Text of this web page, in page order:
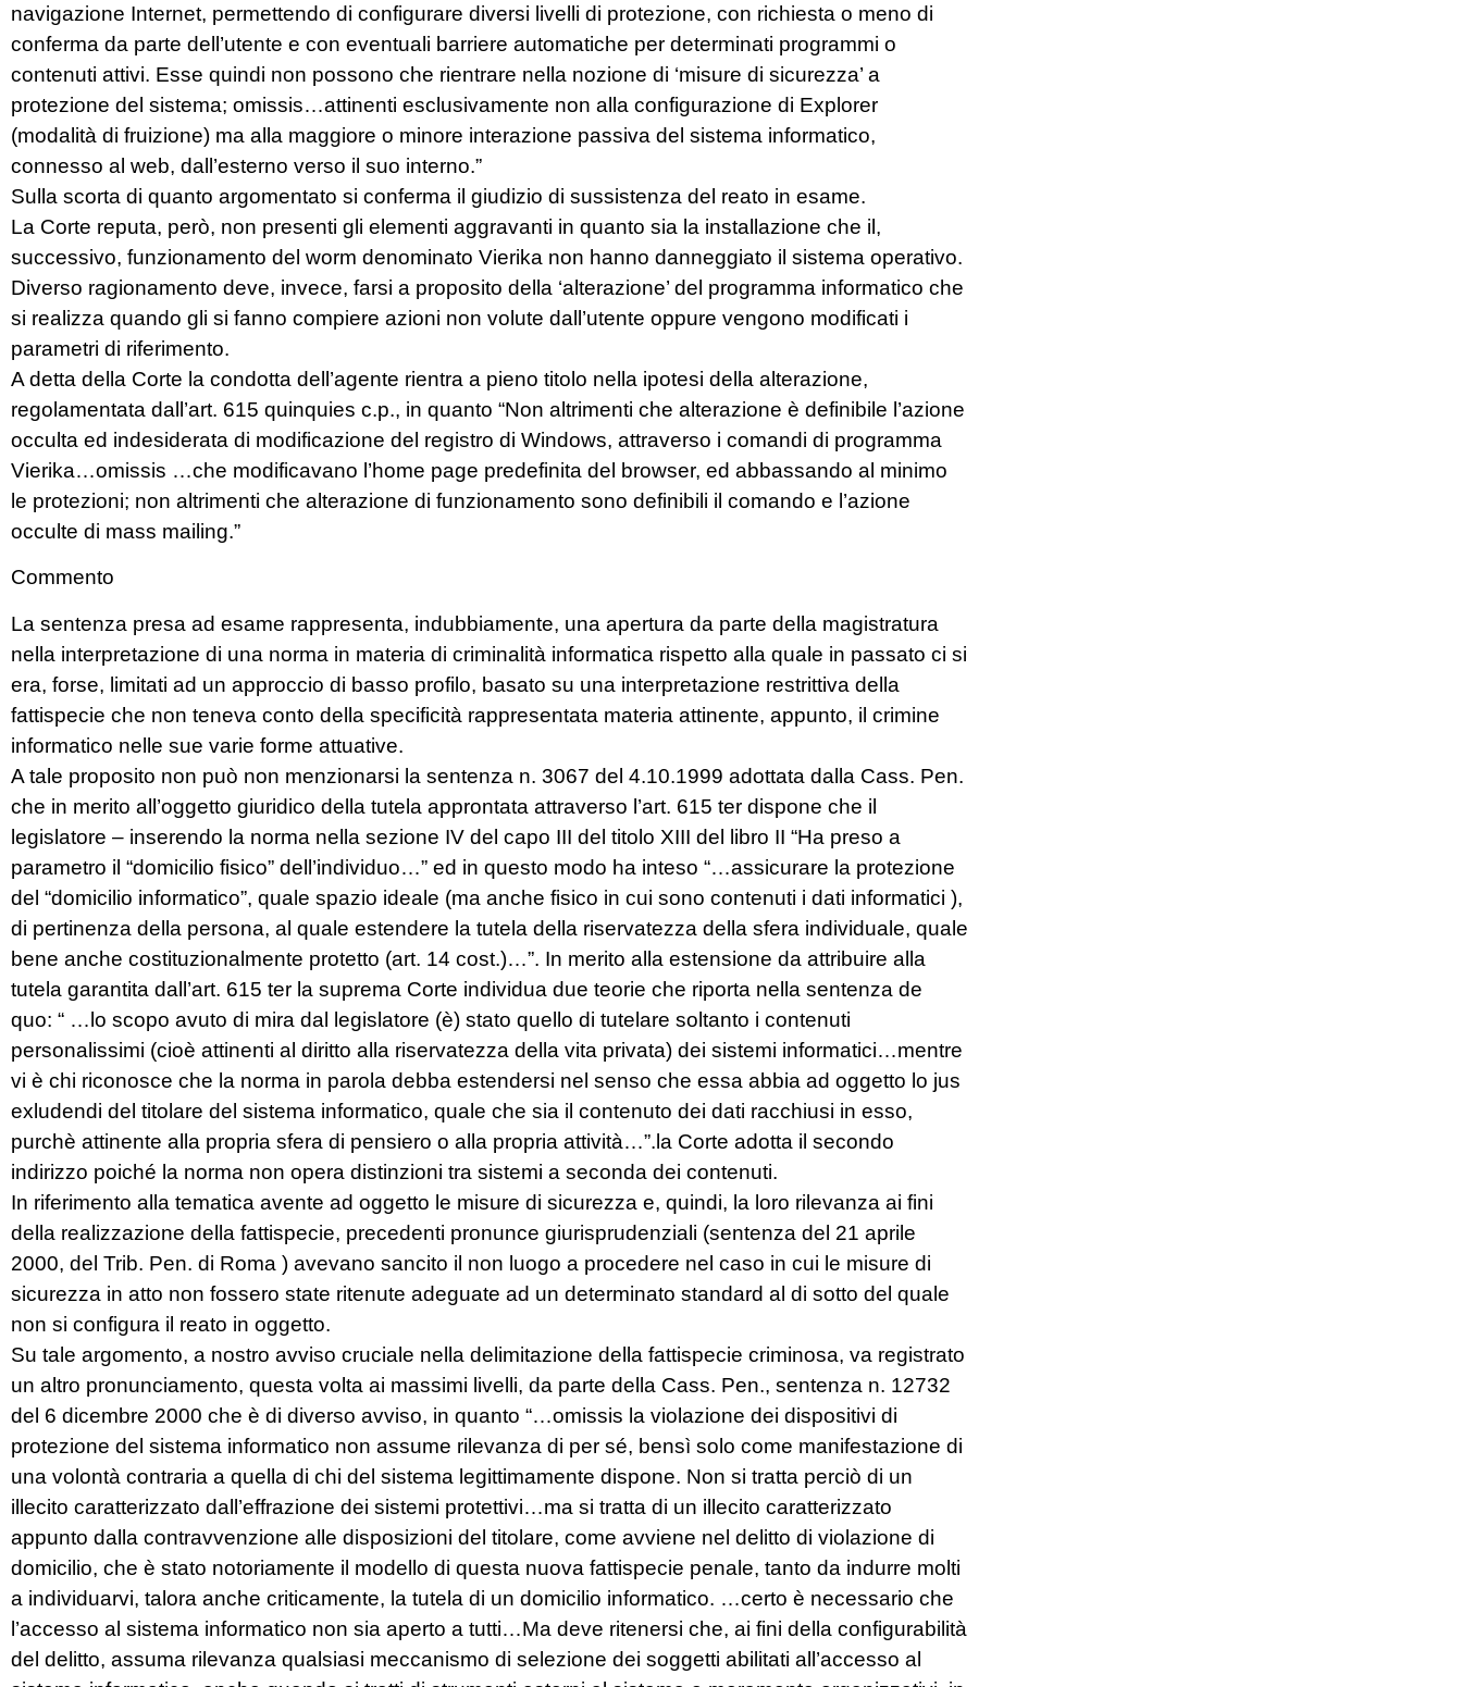
navigazione Internet, permettendo di configurare diversi livelli di protezione, con richiesta o meno di
conferma da parte dell’utente e con eventuali barriere automatiche per determinati programmi o
contenuti attivi. Esse quindi non possono che rientrare nella nozione di ‘misure di sicurezza’ a
protezione del sistema; omissis…attinenti esclusivamente non alla configurazione di Explorer
(modalità di fruizione) ma alla maggiore o minore interazione passiva del sistema informatico,
connesso al web, dall’esterno verso il suo interno.”
Sulla scorta di quanto argomentato si conferma il giudizio di sussistenza del reato in esame.
La Corte reputa, però, non presenti gli elementi aggravanti in quanto sia la installazione che il,
successivo, funzionamento del worm denominato Vierika non hanno danneggiato il sistema operativo.
Diverso ragionamento deve, invece, farsi a proposito della ‘alterazione’ del programma informatico che
si realizza quando gli si fanno compiere azioni non volute dall’utente oppure vengono modificati i
parametri di riferimento.
A detta della Corte la condotta dell’agente rientra a pieno titolo nella ipotesi della alterazione,
regolamentata dall’art. 615 quinquies c.p., in quanto “Non altrimenti che alterazione è definibile l’azione
occulta ed indesiderata di modificazione del registro di Windows, attraverso i comandi di programma
Vierika…omissis …che modificavano l’home page predefinita del browser, ed abbassando al minimo
le protezioni; non altrimenti che alterazione di funzionamento sono definibili il comando e l’azione
occulte di mass mailing.”
Commento
La sentenza presa ad esame rappresenta, indubbiamente, una apertura da parte della magistratura
nella interpretazione di una norma in materia di criminalità informatica rispetto alla quale in passato ci si
era, forse, limitati ad un approccio di basso profilo, basato su una interpretazione restrittiva della
fattispecie che non teneva conto della specificità rappresentata materia attinente, appunto, il crimine
informatico nelle sue varie forme attuative.
A tale proposito non può non menzionarsi la sentenza n. 3067 del 4.10.1999 adottata dalla Cass. Pen.
che in merito all’oggetto giuridico della tutela approntata attraverso l’art. 615 ter dispone che il
legislatore – inserendo la norma nella sezione IV del capo III del titolo XIII del libro II “Ha preso a
parametro il “domicilio fisico” dell’individuo…” ed in questo modo ha inteso “…assicurare la protezione
del “domicilio informatico”, quale spazio ideale (ma anche fisico in cui sono contenuti i dati informatici ),
di pertinenza della persona, al quale estendere la tutela della riservatezza della sfera individuale, quale
bene anche costituzionalmente protetto (art. 14 cost.)…”. In merito alla estensione da attribuire alla
tutela garantita dall’art. 615 ter la suprema Corte individua due teorie che riporta nella sentenza de
quo: “ …lo scopo avuto di mira dal legislatore (è) stato quello di tutelare soltanto i contenuti
personalissimi (cioè attinenti al diritto alla riservatezza della vita privata) dei sistemi informatici…mentre
vi è chi riconosce che la norma in parola debba estendersi nel senso che essa abbia ad oggetto lo jus
exludendi del titolare del sistema informatico, quale che sia il contenuto dei dati racchiusi in esso,
purchè attinente alla propria sfera di pensiero o alla propria attività…”.la Corte adotta il secondo
indirizzo poiché la norma non opera distinzioni tra sistemi a seconda dei contenuti.
In riferimento alla tematica avente ad oggetto le misure di sicurezza e, quindi, la loro rilevanza ai fini
della realizzazione della fattispecie, precedenti pronunce giurisprudenziali (sentenza del 21 aprile
2000, del Trib. Pen. di Roma ) avevano sancito il non luogo a procedere nel caso in cui le misure di
sicurezza in atto non fossero state ritenute adeguate ad un determinato standard al di sotto del quale
non si configura il reato in oggetto.
Su tale argomento, a nostro avviso cruciale nella delimitazione della fattispecie criminosa, va registrato
un altro pronunciamento, questa volta ai massimi livelli, da parte della Cass. Pen., sentenza n. 12732
del 6 dicembre 2000 che è di diverso avviso, in quanto “…omissis la violazione dei dispositivi di
protezione del sistema informatico non assume rilevanza di per sé, bensì solo come manifestazione di
una volontà contraria a quella di chi del sistema legittimamente dispone. Non si tratta perciò di un
illecito caratterizzato dall’effrazione dei sistemi protettivi…ma si tratta di un illecito caratterizzato
appunto dalla contravvenzione alle disposizioni del titolare, come avviene nel delitto di violazione di
domicilio, che è stato notoriamente il modello di questa nuova fattispecie penale, tanto da indurre molti
a individuarvi, talora anche criticamente, la tutela di un domicilio informatico. …certo è necessario che
l’accesso al sistema informatico non sia aperto a tutti…Ma deve ritenersi che, ai fini della configurabilità
del delitto, assuma rilevanza qualsiasi meccanismo di selezione dei soggetti abilitati all’accesso al